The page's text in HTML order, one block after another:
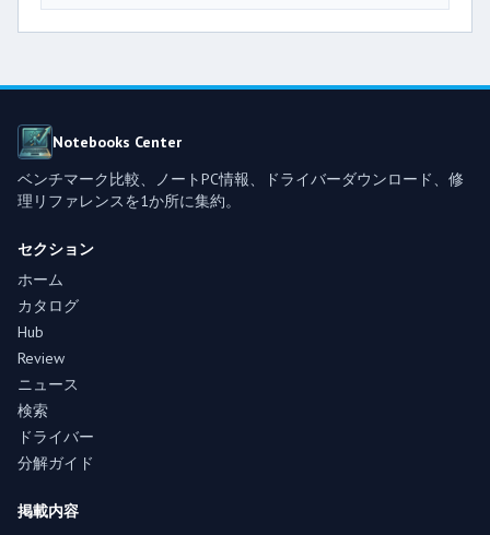
Notebooks Center
ベンチマーク比較、ノートPC情報、ドライバーダウンロード、修
理リファレンスを1か所に集約。
セクション
ホーム
カタログ
Hub
Review
ニュース
検索
ドライバー
分解ガイド
掲載内容